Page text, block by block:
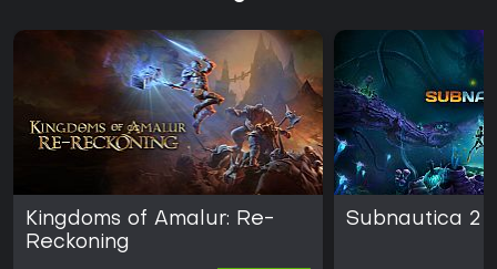
Kingdoms of Amalur: Re-
Reckoning
Subnautica 2